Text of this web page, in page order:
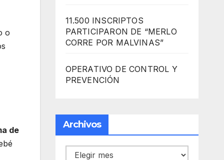
o
de
11.500 INSCRIPTOS
PARTICIPARON DE “MERLO
CORRE POR MALVINAS”
OPERATIVO DE CONTROL Y
PREVENCIÓN
Archivos
Archivos